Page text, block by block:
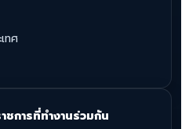
ทศ
ชการที่ทำงานร่วมกัน